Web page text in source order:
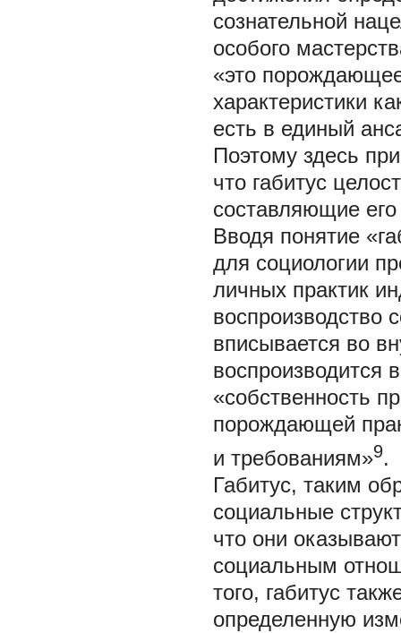
сознательной
особого
«это
характеристики
есть в единый
Поэтому здесь
что габитус
составляющие
Вводя понятие
для социологии
личных практик
воспроизводство
вписывается во
воспроизводится
«собственность
порождающей
и требованиям»9.
Габитус, таким
социальные
что они
социальным
того, габитус
определенную